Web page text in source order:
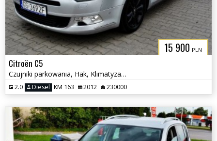
15 900 PLN
Citroën C5
Czujniki parkowania, Hak, Klimatyzacja
2.0 Diesel KM 163 2012 230000